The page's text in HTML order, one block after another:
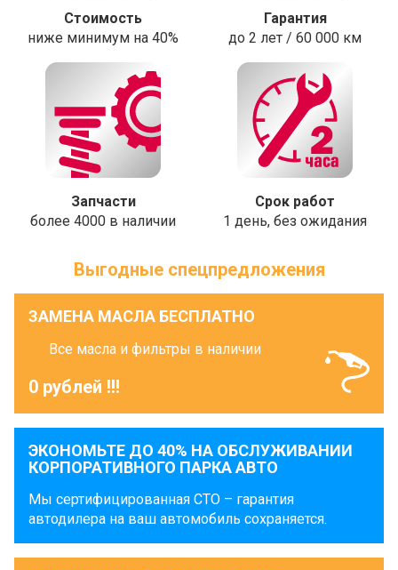
Стоимость
ниже минимум на 40%
Гарантия
до 2 лет / 60 000 км
Запчасти
более 4000 в наличии
Срок работ
1 день, без ожидания
Выгодные спецпредложения
ЗАМЕНА МАСЛА БЕСПЛАТНО
Все масла и фильтры в наличии
0 рублей !!!
ЭКОНОМЬТЕ ДО 40% НА ОБСЛУЖИВАНИИ
КОРПОРАТИВНОГО ПАРКА АВТО
Мы сертифицированная СТО – гарантия
автодилера на ваш автомобиль сохраняется.